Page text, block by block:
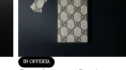
IN OFFERTA